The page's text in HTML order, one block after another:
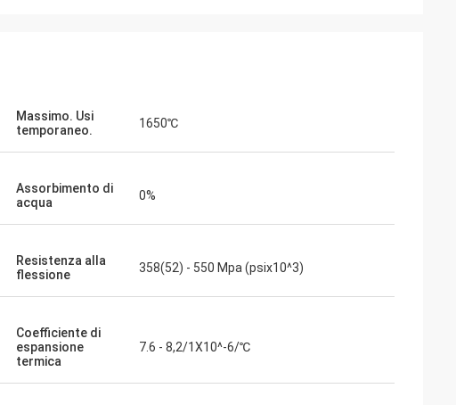
Massimo. Usi
temporaneo.
1650℃
Assorbimento di
acqua
0%
Resistenza alla
flessione
358(52) - 550 Mpa (psix10^3)
Coefficiente di
espansione
termica
7.6 - 8,2/1X10^-6/℃